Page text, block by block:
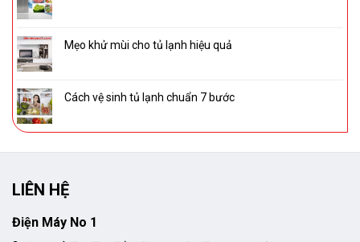
Mẹo khử mùi cho tủ lạnh hiệu quả
Cách vệ sinh tủ lạnh chuẩn 7 bước
LIÊN HỆ
Điện Máy No 1